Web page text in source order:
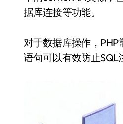
据库连接等功能。
对于数据库操作，
语句可以有效防止SQL